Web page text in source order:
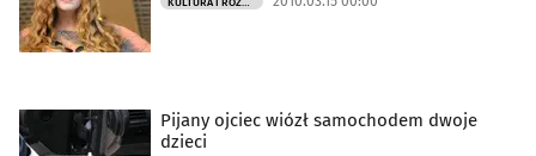
KULTURA I ROZRYWKA
Pijany ojciec wiózł samochodem dwoje
dzieci